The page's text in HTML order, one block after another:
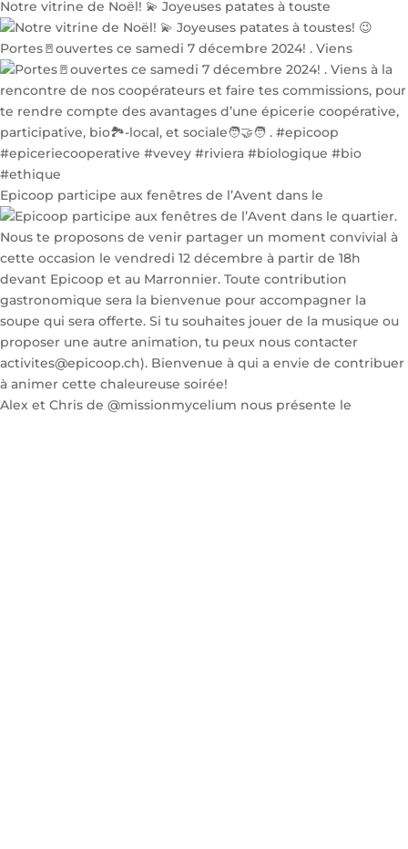
Notre vitrine de Noël! 💫 Joyeuses patates à touste
Portes🚪ouvertes ce samedi 7 décembre 2024! . Viens
Epicoop participe aux fenêtres de l’Avent dans le
Alex et Chris de @missionmycelium nous présente le